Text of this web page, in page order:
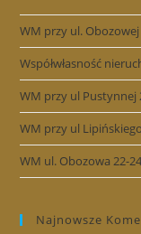
WM przy ul. Obozowej
Współwłasność
WM przy ul Pustynnej
WM przy ul
WM ul. Obozowa 22-
Najnowsze